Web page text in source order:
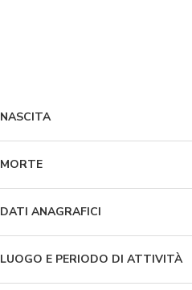
NASCITA
MORTE
DATI ANAGRAFICI
LUOGO E PERIODO DI ATTIVITÀ